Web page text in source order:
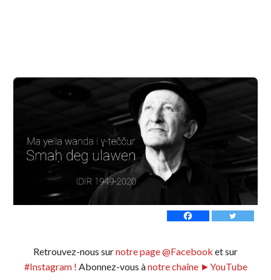
Retrouvez-nous surnotre page @Facebook et sur
#Instagram ! Abonnez-vous ànotre chaîne ►YouTube